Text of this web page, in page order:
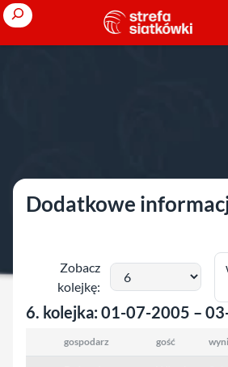
Przejdź
do
treści
Search
Dodatkowe
Zobacz
kolejkę:
6. kolejka: 01-07-2005 –
gospodarz gość